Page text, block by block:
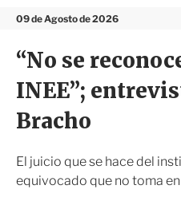
n
09 de Agosto de 2026
“No se
INEE”;
Bracho
El juicio que se hace del
equivocado que no toma